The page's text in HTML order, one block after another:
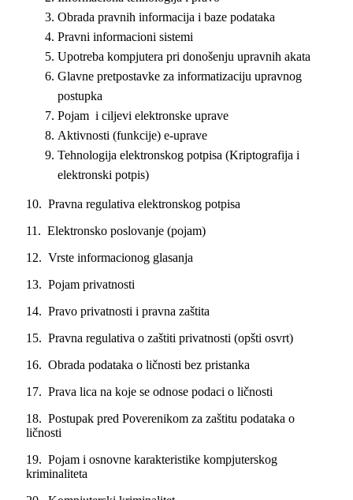
Obrada pravnih informacija i baze podataka
Pravni informacioni sistemi
Upotreba kompjutera pri donošenju upravnih akata
Glavne pretpostavke za informatizaciju upravnog
postupka
Pojam i ciljevi elektronske uprave
Aktivnosti (funkcije) e-uprave
Tehnologija elektronskog potpisa (Kriptografija i
elektronski potpis)
10. Pravna regulativa elektronskog potpisa
11. Elektronsko poslovanje (pojam)
12. Vrste informacionog glasanja
13. Pojam privatnosti
14. Pravo privatnosti i pravna zaštita
15. Pravna regulativa o zaštiti privatnosti (opšti osvrt)
16. Obrada podataka o ličnosti bez pristanka
17. Prava lica na koje se odnose podaci o ličnosti
18. Postupak pred Poverenikom za zaštitu podataka o
ličnosti
19. Pojam i osnovne karakteristike kompjuterskog
kriminaliteta